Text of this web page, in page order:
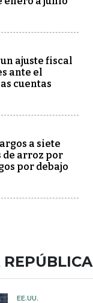
ajuste fiscal
ante el
cuentas
a siete
arroz por
por debajo
EE.UU.